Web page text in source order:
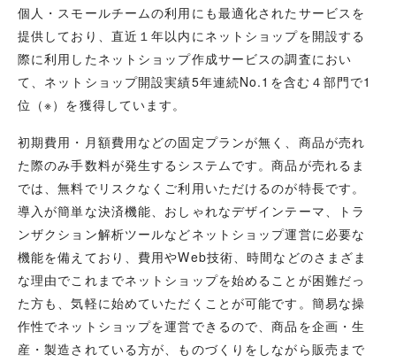
個人・スモールチームの利用にも最適化されたサービスを
提供しており、直近１年以内にネットショップを開設する
際に利用したネットショップ作成サービスの調査におい
て、ネットショップ開設実績5年連続No.1を含む４部門で1
位（※）を獲得しています。
初期費用・月額費用などの固定プランが無く、商品が売れ
た際のみ手数料が発生するシステムです。商品が売れるま
では、無料でリスクなくご利用いただけるのが特長です。
導入が簡単な決済機能、おしゃれなデザインテーマ、トラ
ンザクション解析ツールなどネットショップ運営に必要な
機能を備えており、費用やWeb技術、時間などのさまざま
な理由でこれまでネットショップを始めることが困難だっ
た方も、気軽に始めていただくことが可能です。簡易な操
作性でネットショップを運営できるので、商品を企画・生
産・製造されている方が、ものづくりをしながら販売まで